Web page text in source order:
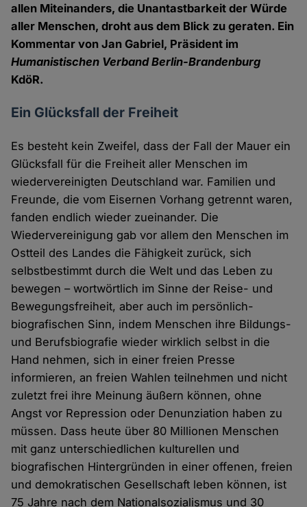
allen Miteinanders, die Unantastbarkeit der Würde
aller Menschen, droht aus dem Blick zu geraten. Ein
Kommentar von Jan Gabriel, Präsident im
Humanistischen Verband Berlin-Brandenburg
KdöR.
Ein Glücksfall der Freiheit
Es besteht kein Zweifel, dass der Fall der Mauer ein
Glücksfall für die Freiheit aller Menschen im
wiedervereinigten Deutschland war. Familien und
Freunde, die vom Eisernen Vorhang getrennt waren,
fanden endlich wieder zueinander. Die
Wiedervereinigung gab vor allem den Menschen im
Ostteil des Landes die Fähigkeit zurück, sich
selbstbestimmt durch die Welt und das Leben zu
bewegen – wortwörtlich im Sinne der Reise- und
Bewegungsfreiheit, aber auch im persönlich-
biografischen Sinn, indem Menschen ihre Bildungs-
und Berufsbiografie wieder wirklich selbst in die
Hand nehmen, sich in einer freien Presse
informieren, an freien Wahlen teilnehmen und nicht
zuletzt frei ihre Meinung äußern können, ohne
Angst vor Repression oder Denunziation haben zu
müssen. Dass heute über 80 Millionen Menschen
mit ganz unterschiedlichen kulturellen und
biografischen Hintergründen in einer offenen, freien
und demokratischen Gesellschaft leben können, ist
75 Jahre nach dem Nationalsozialismus und 30